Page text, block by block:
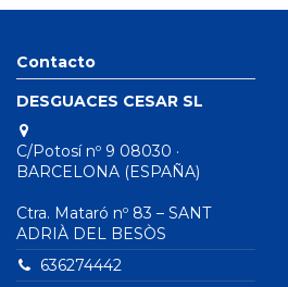
Contacto
DESGUACES CESAR SL
C/Potosí nº 9 08030 ·
BARCELONA (ESPAÑA)
Ctra. Mataró nº 83 – SANT
ADRIÀ DEL BESÒS
636274442